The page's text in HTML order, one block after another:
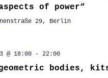
of power“
29, Berlin
@ 18:00- 22:00
bodies,